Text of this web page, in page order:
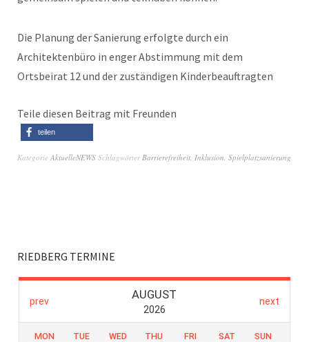
Die Planung der Sanierung erfolgte durch ein
Architektenbüro in enger Abstimmung mit dem
Ortsbeirat 12 und der zuständigen Kinderbeauftragten
Teile diesen Beitrag mit Freunden
teilen
Kategorie AktuelleNEWS Schlagwörter Barrierefreiheit Inklusion Spielplatzsanierung
RIEDBERG TERMINE